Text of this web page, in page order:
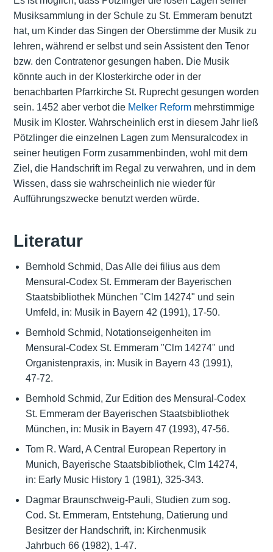
Musiksammlung in der Schule zu St. Emmeram benutzt
hat, um Kinder das Singen der Oberstimme der Musik zu
lehren, während er selbst und sein Assistent den Tenor
bzw. den Contratenor gesungen haben. Die Musik
könnte auch in der Klosterkirche oder in der
benachbarten Pfarrkirche St. Ruprecht gesungen worden
sein. 1452 aber verbot die Melker Reformmehrstimmige
Musik im Kloster. Wahrscheinlich erst in diesem Jahr ließ
Pötzlinger die einzelnen Lagen zum Mensuralcodex in
seiner heutigen Form zusammenbinden, wohl mit dem
Ziel, die Handschrift im Regal zu verwahren, und in dem
Wissen, dass sie wahrscheinlich nie wieder für
Aufführungszwecke benutzt werden würde.
Literatur
Bernhold Schmid, Das Alle dei filius aus dem
Mensural-Codex St. Emmeram der Bayerischen
Staatsbibliothek München "Clm 14274" und sein
Umfeld, in: Musik in Bayern 42 (1991), 17-50.
Bernhold Schmid, Notationseigenheiten im
Mensural-Codex St. Emmeram "Clm 14274" und
Organistenpraxis, in: Musik in Bayern 43 (1991),
47-72.
Bernhold Schmid, Zur Edition des Mensural-Codex
St. Emmeram der Bayerischen Staatsbibliothek
München, in: Musik in Bayern 47 (1993), 47-56.
Tom R. Ward, A Central European Repertory in
Munich, Bayerische Staatsbibliothek, Clm 14274,
in: Early Music History 1 (1981), 325-343.
Dagmar Braunschweig-Pauli, Studien zum sog.
Cod. St. Emmeram, Entstehung, Datierung und
Besitzer der Handschrift, in: Kirchenmusik
Jahrbuch 66 (1982), 1-47.